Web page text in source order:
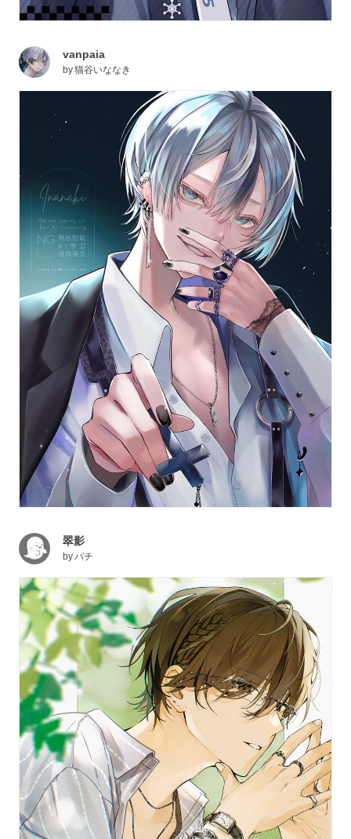
vanpaia
by猫谷いななき
翠影
byパチ